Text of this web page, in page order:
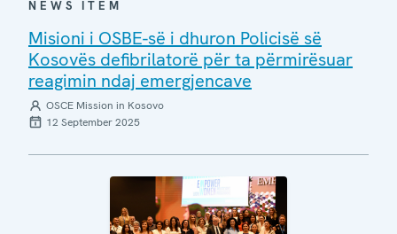
NEWS ITEM
Misioni i OSBE-së i dhuron Policisë së
Kosovës defibrilatorë për ta përmirësuar
reagimin ndaj emergjencave
OSCE Mission in Kosovo
12 September 2025